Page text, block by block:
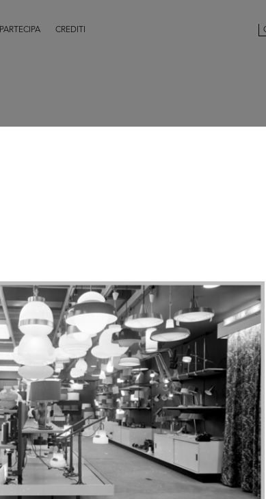
PARTECIPA CREDITI
Fabbricato industriale della
Rinasc...
… 5 6 7 8 9